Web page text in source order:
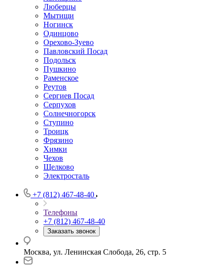
Люберцы
Мытищи
Ногинск
Одинцово
Орехово-Зуево
Павловский Посад
Подольск
Пушкино
Раменское
Реутов
Сергиев Посад
Серпухов
Солнечногорск
Ступино
Троицк
Фрязино
Химки
Чехов
Щелково
Электросталь
+7 (812) 467-48-40
Телефоны
+7 (812) 467-48-40
Заказать звонок
Москва, ул. Ленинская Слобода, 26, стр. 5